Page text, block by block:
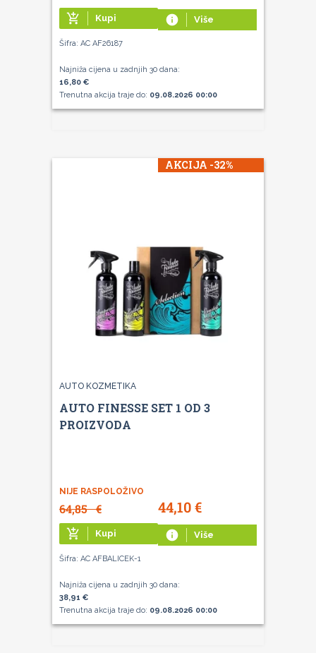
add_shopping_cart Kupi info Više
Šifra: AC AF26187
Najniža cijena u zadnjih 30 dana:
16,80 €
Trenutna akcija traje do: 09.08.2026 00:00
AKCIJA -32%
AUTO KOZMETIKA
AUTO FINESSE SET 1 OD 3
PROIZVODA
NIJE RASPOLOŽIVO
64,85€ 44,10€
add_shopping_cart Kupi info Više
Šifra: AC AFBALICEK-1
Najniža cijena u zadnjih 30 dana:
38,91 €
Trenutna akcija traje do: 09.08.2026 00:00